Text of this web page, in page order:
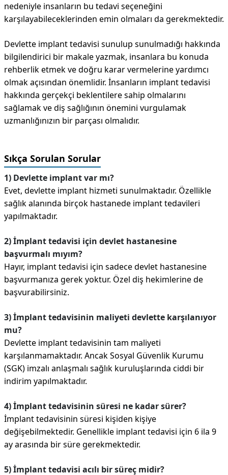
nedeniyle insanların bu tedavi seçeneğini
karşılayabileceklerinden emin olmaları da gerekmektedir.
Devlette implant tedavisi sunulup sunulmadığı hakkında
bilgilendirici bir makale yazmak, insanlara bu konuda
rehberlik etmek ve doğru karar vermelerine yardımcı
olmak açısından önemlidir. İnsanların implant tedavisi
hakkında gerçekçi beklentilere sahip olmalarını
sağlamak ve diş sağlığının önemini vurgulamak
uzmanlığınızın bir parçası olmalıdır.
Sıkça Sorulan Sorular
1) Devlette implant var mı?
Evet, devlette implant hizmeti sunulmaktadır. Özellikle
sağlık alanında birçok hastanede implant tedavileri
yapılmaktadır.
2) İmplant tedavisi için devlet hastanesine
başvurmalı mıyım?
Hayır, implant tedavisi için sadece devlet hastanesine
başvurmanıza gerek yoktur. Özel diş hekimlerine de
başvurabilirsiniz.
3) İmplant tedavisinin maliyeti devlette karşılanıyor
mu?
Devlette implant tedavisinin tam maliyeti
karşılanmamaktadır. Ancak Sosyal Güvenlik Kurumu
(SGK) imzalı anlaşmalı sağlık kuruluşlarında ciddi bir
indirim yapılmaktadır.
4) İmplant tedavisinin süresi ne kadar sürer?
İmplant tedavisinin süresi kişiden kişiye
değişebilmektedir. Genellikle implant tedavisi için 6 ila 9
ay arasında bir süre gerekmektedir.
5) İmplant tedavisi acılı bir süreç midir?